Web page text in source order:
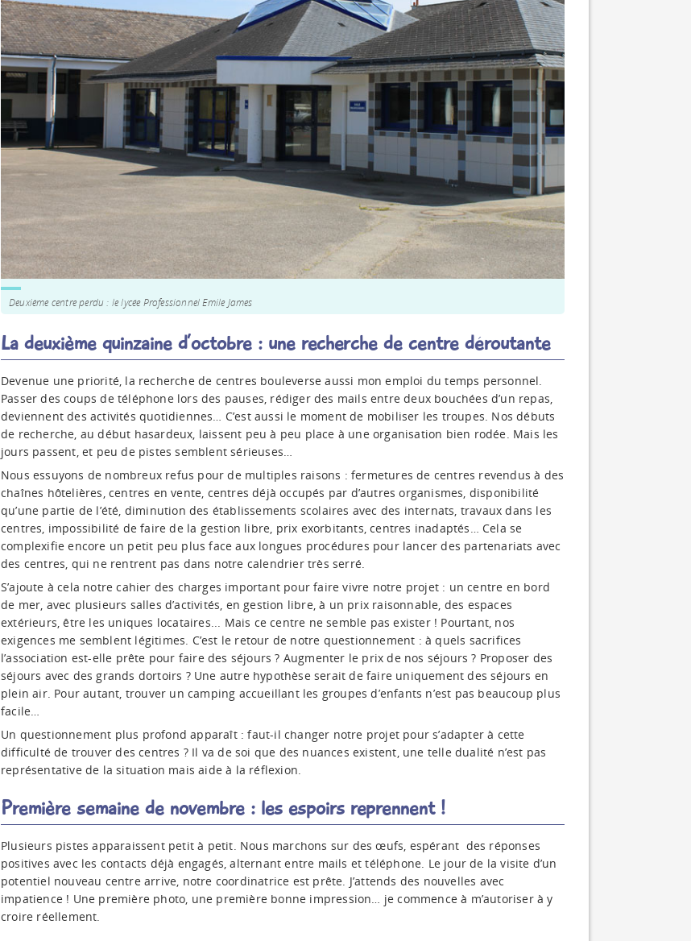
Deuxième centre perdu : le lycée Professionnel Emile James
La deuxième quinzaine d’octobre : une recherche de centre déroutante
Devenue une priorité, la recherche de centres bouleverse aussi mon emploi du temps personnel.
Passer des coups de téléphone lors des pauses, rédiger des mails entre deux bouchées d’un repas,
deviennent des activités quotidiennes… C’est aussi le moment de mobiliser les troupes. Nos débuts
de recherche, au début hasardeux, laissent peu à peu place à une organisation bien rodée. Mais les
jours passent, et peu de pistes semblent sérieuses…
Nous essuyons de nombreux refus pour de multiples raisons : fermetures de centres revendus à des
chaînes hôtelières, centres en vente, centres déjà occupés par d’autres organismes, disponibilité
qu’une partie de l’été, diminution des établissements scolaires avec des internats, travaux dans les
centres, impossibilité de faire de la gestion libre, prix exorbitants, centres inadaptés… Cela se
complexifie encore un petit peu plus face aux longues procédures pour lancer des partenariats avec
des centres, qui ne rentrent pas dans notre calendrier très serré.
S’ajoute à cela notre cahier des charges important pour faire vivre notre projet : un centre en bord
de mer, avec plusieurs salles d’activités, en gestion libre, à un prix raisonnable, des espaces
extérieurs, être les uniques locataires... Mais ce centre ne semble pas exister ! Pourtant, nos
exigences me semblent légitimes. C’est le retour de notre questionnement : à quels sacrifices
l’association est-elle prête pour faire des séjours ? Augmenter le prix de nos séjours ? Proposer des
séjours avec des grands dortoirs ? Une autre hypothèse serait de faire uniquement des séjours en
plein air. Pour autant, trouver un camping accueillant les groupes d’enfants n’est pas beaucoup plus
facile…
Un questionnement plus profond apparaît : faut-il changer notre projet pour s’adapter à cette
difficulté de trouver des centres ? Il va de soi que des nuances existent, une telle dualité n’est pas
représentative de la situation mais aide à la réflexion.
Première semaine de novembre : les espoirs reprennent !
Plusieurs pistes apparaissent petit à petit. Nous marchons sur des œufs, espérant des réponses
positives avec les contacts déjà engagés, alternant entre mails et téléphone. Le jour de la visite d’un
potentiel nouveau centre arrive, notre coordinatrice est prête. J’attends des nouvelles avec
impatience ! Une première photo, une première bonne impression… je commence à m’autoriser à y
croire réellement.